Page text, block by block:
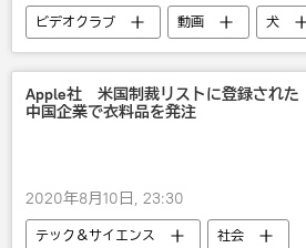
ビデオクラブ 動画
犬
かわいい
動物
Apple社 米国制裁リストに登録された
中国企業で衣料品を発注
2020年8月10日, 23:30
テック＆サイエンス 社会